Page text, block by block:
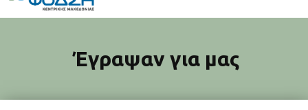
Έγραψαν για μας